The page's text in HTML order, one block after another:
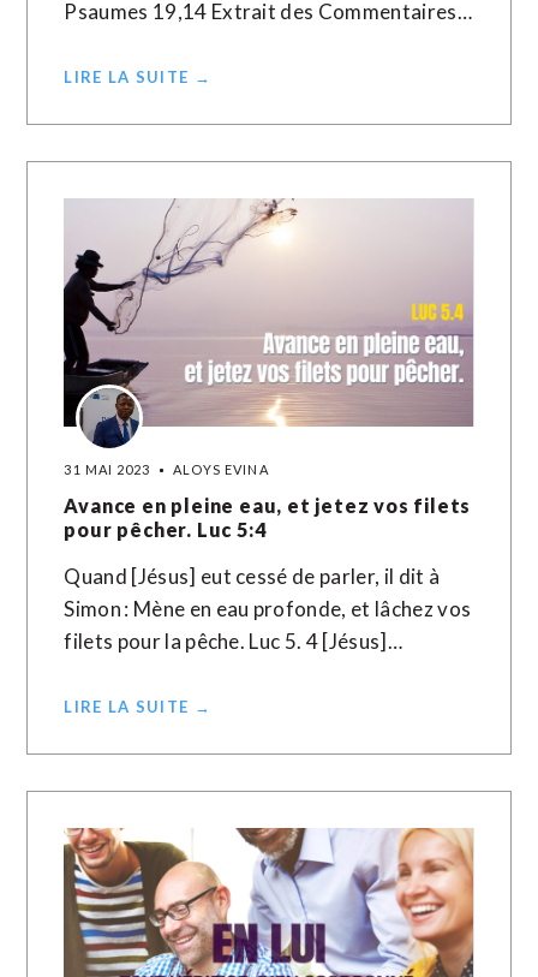
Psaumes 19,14 Extrait des Commentaires…
LIRE LA SUITE →
31 MAI 2023 ALOYS EVINA
Avance en pleine eau, et jetez vos filets
pour pêcher. Luc 5:4
Quand [Jésus] eut cessé de parler, il dit à
Simon : Mène en eau profonde, et lâchez vos
filets pour la pêche. Luc 5. 4 [Jésus]…
LIRE LA SUITE →